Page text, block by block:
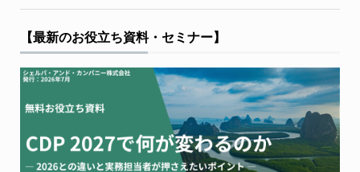
【最新のお役立ち資料・セミナー】